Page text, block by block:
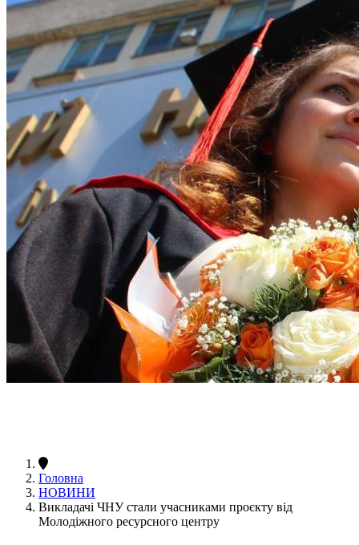
Головна
НОВИНИ
Викладачі ЧНУ стали учасниками проєкту від
Молодіжного ресурсного центру